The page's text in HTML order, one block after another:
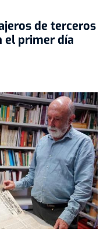
de terceros
el primer día